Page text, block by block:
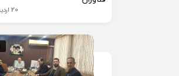
20 اردیبهشت 1405